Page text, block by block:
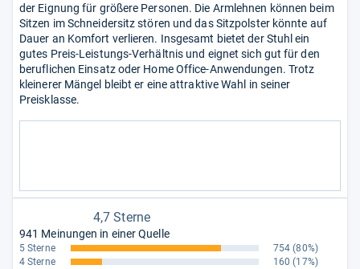
der Eignung für größere Personen. Die Armlehnen können beim
Sitzen im Schneidersitz stören und das Sitzpolster könnte auf
Dauer an Komfort verlieren. Insgesamt bietet der Stuhl ein
gutes Preis-Leistungs-Verhältnis und eignet sich gut für den
beruflichen Einsatz oder Home Office-Anwendungen. Trotz
kleinerer Mängel bleibt er eine attraktive Wahl in seiner
Preisklasse.
4,7 Sterne
941 Meinungen in einer Quelle
5 Sterne 754 (80%)
4 Sterne
160 (17%)